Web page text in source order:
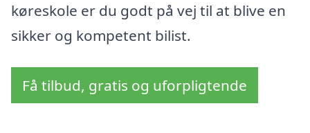
køreskole er du godt på vej til at blive en
sikker og kompetent bilist.
Få tilbud, gratis og uforpligtende